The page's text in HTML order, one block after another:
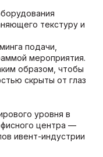
текстуру и
подачи,
мероприятия.
образом, чтобы
скрыты от глаз
уровня в
центра —
ивент-индустрии